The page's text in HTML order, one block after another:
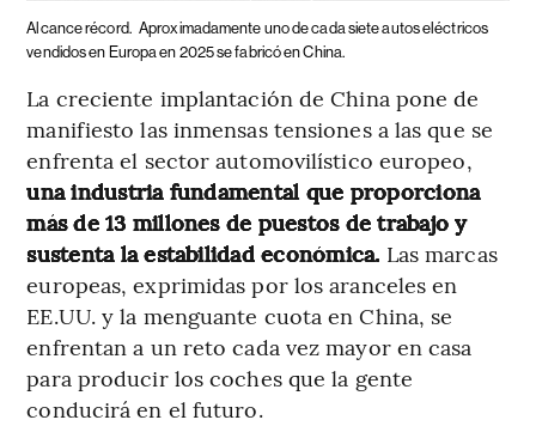
Alcance récord. Aproximadamente uno de cada siete autos eléctricos
vendidos en Europa en 2025 se fabricó en China.
La creciente implantación de China pone de
manifiesto las inmensas tensiones a las que se
enfrenta el sector automovilístico europeo,
una industria fundamental que proporciona
más de 13 millones de puestos de trabajo y
sustenta la estabilidad económica. Las marcas
europeas, exprimidas por los aranceles en
EE.UU. y la menguante cuota en China, se
enfrentan a un reto cada vez mayor en casa
para producir los coches que la gente
conducirá en el futuro.